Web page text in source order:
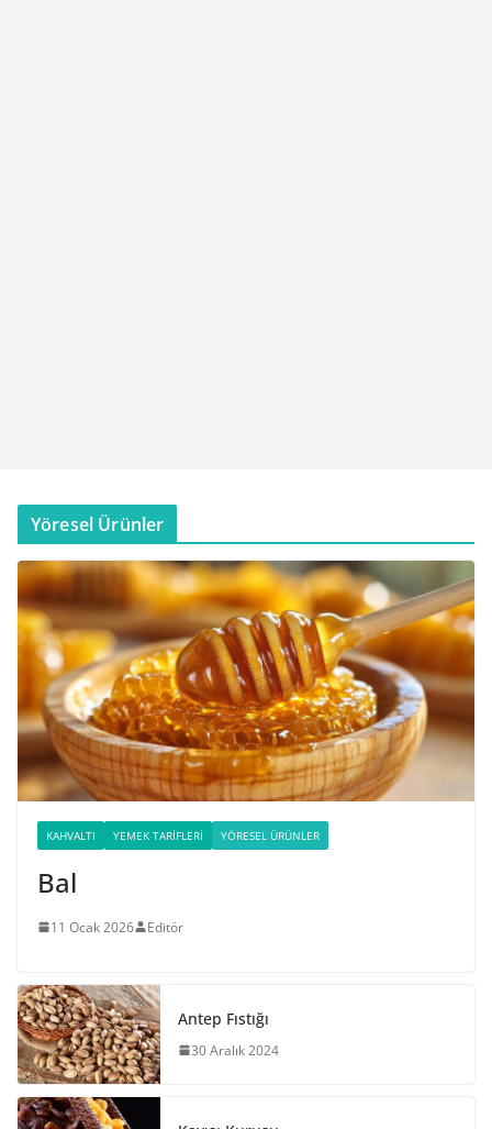
Yöresel Ürünler
KAHVALTI YEMEK TARIFLERI YÖRESEL ÜRÜNLER
Bal
11 Ocak 2026 Editör
Antep Fıstığı
30 Aralık 2024